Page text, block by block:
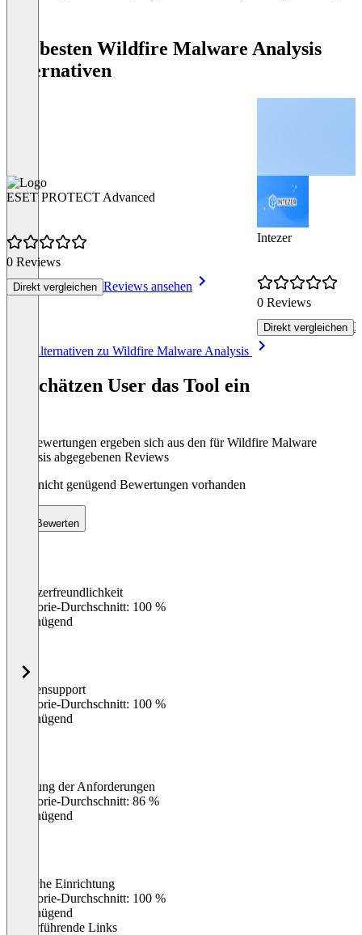
Die besten Wildfire Malware Analysis
Alternativen
ESET PROTECT Advanced
0 Reviews
Direkt vergleichen Reviews ansehen
Intezer
0 Reviews
Direkt vergleichen
Alle Alternativen zu Wildfire Malware Analysis
So schätzen User das Tool ein
Die Bewertungen ergeben sich aus den für Wildfire Malware
Analysis abgegebenen Reviews
Noch nicht genügend Bewertungen vorhanden
Bewerten
Benutzerfreundlichkeit
Kategorie-Durchschnitt: 100 %
Ungenügend
Kundensupport
Kategorie-Durchschnitt: 100 %
Ungenügend
Erfüllung der Anforderungen
Kategorie-Durchschnitt: 86 %
Ungenügend
Einfache Einrichtung
Kategorie-Durchschnitt: 100 %
Ungenügend
Weiterführende Links